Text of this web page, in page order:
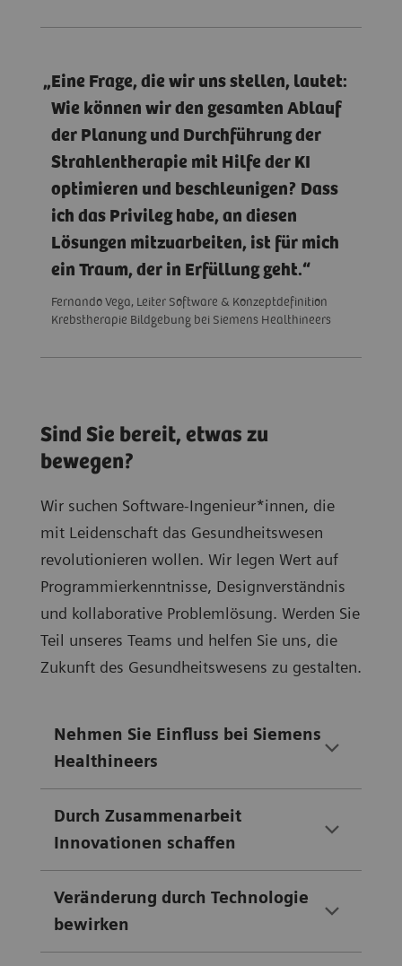
Eine Frage, die wir uns stellen, lautet:
Wie können wir den gesamten Ablauf
der Planung und Durchführung der
Strahlentherapie mit Hilfe der KI
optimieren und beschleunigen? Dass
ich das Privileg habe, an diesen
Lösungen mitzuarbeiten, ist für mich
ein Traum, der in Erfüllung geht.
Fernando Vega, Leiter Software & Konzeptdefinition
Krebstherapie Bildgebung bei Siemens Healthineers
Sind Sie bereit, etwas zu
bewegen?
Wir suchen Software-Ingenieur*innen, die
mit Leidenschaft das Gesundheitswesen
revolutionieren wollen. Wir legen Wert auf
Programmierkenntnisse, Designverständnis
und kollaborative Problemlösung. Werden Sie
Teil unseres Teams und helfen Sie uns, die
Zukunft des Gesundheitswesens zu gestalten.
Nehmen Sie Einfluss bei Siemens
Healthineers
Durch Zusammenarbeit
Innovationen schaffen
Veränderung durch Technologie
bewirken